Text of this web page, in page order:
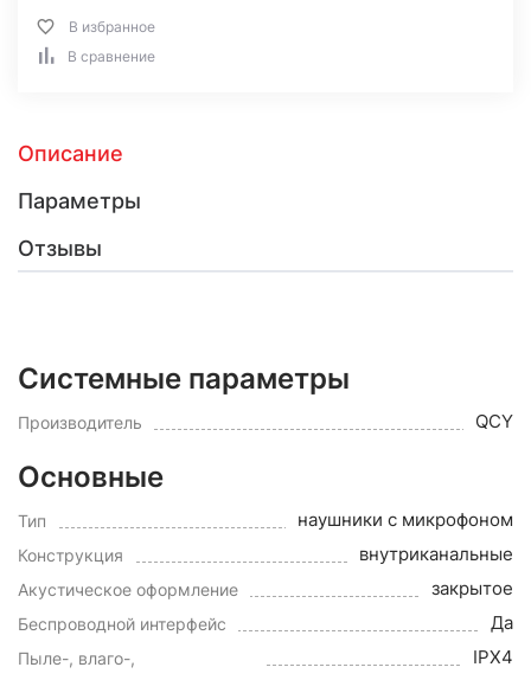
В избранное
В сравнение
Описание
Параметры
Отзывы
Системные параметры
Производитель QCY
Основные
Тип наушники с микрофоном
Конструкция внутриканальные
Акустическое оформление закрытое
Беспроводной интерфейс Да
Пыле-, влаго-,
IPX4